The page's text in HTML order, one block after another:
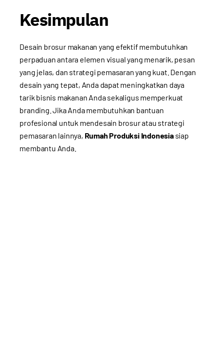
Kesimpulan
Desain brosur makanan yang efektif membutuhkan
perpaduan antara elemen visual yang menarik, pesan
yang jelas, dan strategi pemasaran yang kuat. Dengan
desain yang tepat, Anda dapat meningkatkan daya
tarik bisnis makanan Anda sekaligus memperkuat
branding. Jika Anda membutuhkan bantuan
profesional untuk mendesain brosur atau strategi
pemasaran lainnya, Rumah Produksi Indonesiasiap
membantu Anda.